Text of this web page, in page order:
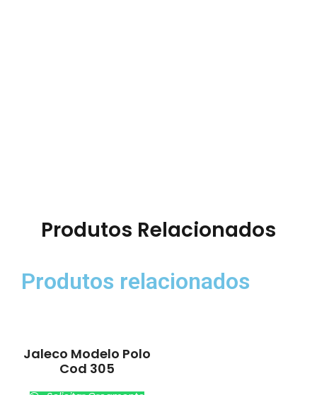
Produtos Relacionados
Produtos relacionados
Jaleco Modelo Polo
Cod 305